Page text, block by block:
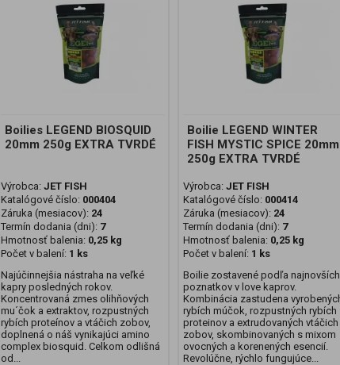
Boilies LEGEND BIOSQUID
20mm 250g EXTRA TVRDÉ
Výrobca: JET FISH
Katalógové číslo: 000404
Záruka (mesiacov): 24
Termín dodania (dni): 7
Hmotnosť balenia: 0,25 kg
Počet v balení: 1 ks
Najúčinnejšia nástraha na veľké
kapry posledných rokov.
Koncentrovaná zmes olihňových
mu´čok a extraktov, rozpustných
rybích proteínov a vtáčich zobov,
doplnená o náš vynikajúci amino
complex biosquid. Celkom odlišná
od...
Boilie LEGEND WINTER
FISH MYSTIC SPICE 20mm
250g EXTRA TVRDÉ
Výrobca: JET FISH
Katalógové číslo: 000414
Záruka (mesiacov): 24
Termín dodania (dni): 7
Hmotnosť balenia: 0,25 kg
Počet v balení: 1 ks
Boilie zostavené podľa najnovších
poznatkov v love kaprov.
Kombinácia zastudena
rybích múčok, rozpustných rybích
proteinov a extrudovaných vtáčich
zobov, skombinovaných s mixom
ovocných a korenených esencií.
Revolúčne, rýchlo fungujúce...